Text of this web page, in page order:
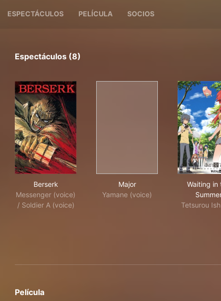
ESPECTÁCULOS PELÍCULA SOCIOS
Espectáculos (8)
Berserk
Messenger (voice)
/ Soldier A (voice)
Major
Yamane (voice)
Waiting in
Tetsurou
Película